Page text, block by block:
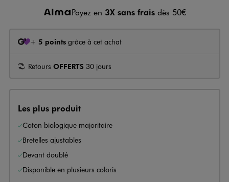
Payez en 3X sans frais dès 50€
+ 5 points grâce à cet achat
Retours OFFERTS 30 jours
Les plus produit
Coton biologique majoritaire
Bretelles ajustables
Devant doublé
Disponible en plusieurs coloris